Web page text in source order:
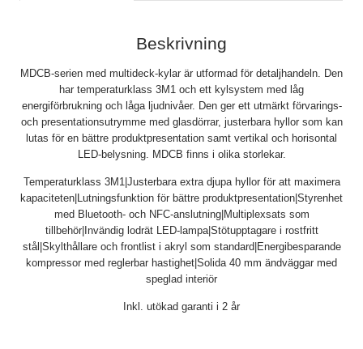
Beskrivning
MDCB-serien med multideck-kylar är utformad för detaljhandeln. Den
har temperaturklass 3M1 och ett kylsystem med låg
energiförbrukning och låga ljudnivåer. Den ger ett utmärkt förvarings-
och presentationsutrymme med glasdörrar, justerbara hyllor som kan
lutas för en bättre produktpresentation samt vertikal och horisontal
LED-belysning. MDCB finns i olika storlekar.
Temperaturklass 3M1|Justerbara extra djupa hyllor för att maximera
kapaciteten|Lutningsfunktion för bättre produktpresentation|Styrenhet
med Bluetooth- och NFC-anslutning|Multiplexsats som
tillbehör|Invändig lodrät LED-lampa|Stötupptagare i rostfritt
stål|Skylthållare och frontlist i akryl som standard|Energibesparande
kompressor med reglerbar hastighet|Solida 40 mm ändväggar med
speglad interiör
Inkl. utökad garanti i 2 år